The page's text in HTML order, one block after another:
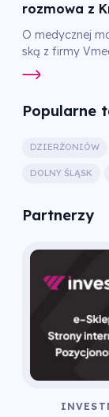
rozmowa z
O medycznej
ską z firmy
Popularne
DZIERŻONIÓW
DOLNY ŚLĄSK
Partnerzy